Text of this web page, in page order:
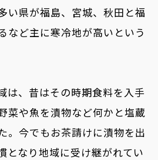
い県が福島、宮城、秋田と福
など主に寒冷地が高いという
は、昔はその時期食料を入手
菜や魚を漬物など何かと塩蔵
。今でもお茶請けに漬物を出
となり地域に受け継がれてい